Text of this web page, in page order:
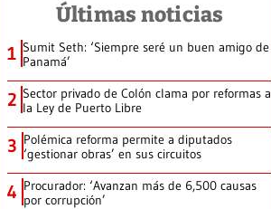
Últimas noticias
1 Sumit Seth: ‘Siempre seré un buen amigo de
Panamá’
2 Sector privado de Colón clama por reformas a
la Ley de Puerto Libre
3 Polémica reforma permite a diputados
‘gestionar obras’ en sus circuitos
4 Procurador: ‘Avanzan más de 6,500 causas
por corrupción’